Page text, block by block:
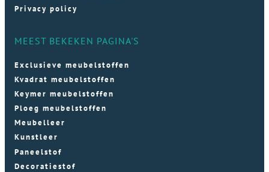
Privacy policy
MEEST BEKEKEN PAGINA'S
Exclusieve meubelstoffen
Kvadrat meubelstoffen
Keymer meubelstoffen
Ploeg meubelstoffen
Meubelleer
Kunstleer
Paneelstof
Decoratiestof